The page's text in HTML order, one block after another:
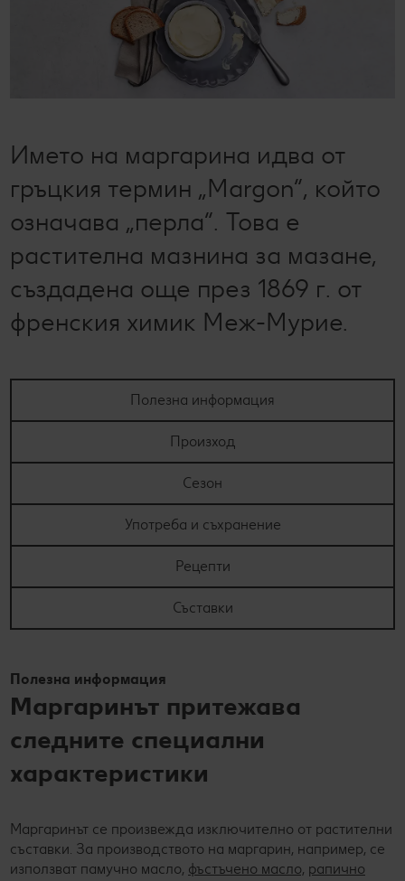
Колелото на наградите
Лексикон на свежестта
Ние сме семейство
Съвети от кухнята
Развлечения, отдих и свободно време
Името на маргарина идва от
гръцкия термин „Margon“, който
означава „перла“. Това е
растителна мазнина за мазане,
създадена още през 1869 г. от
френския химик Меж-Мурие.
Полезна информация
Произход
Сезон
Употреба и съхранение
Рецепти
Съставки
Полезна информация
Маргаринът притежава
следните специални
характеристики
Маргаринът се произвежда изключително от растителни
съставки. За производството на маргарин, например, се
използват памучно масло, фъстъчено масло, рапично